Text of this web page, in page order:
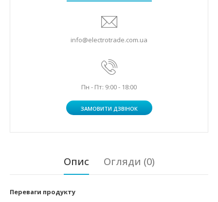
info@electrotrade.com.ua
Пн - Пт: 9:00 - 18:00
ЗАМОВИТИ ДЗВІНОК
Опис Огляди (0)
Переваги продукту